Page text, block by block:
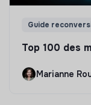
Guide
Top 100 des
Marianne